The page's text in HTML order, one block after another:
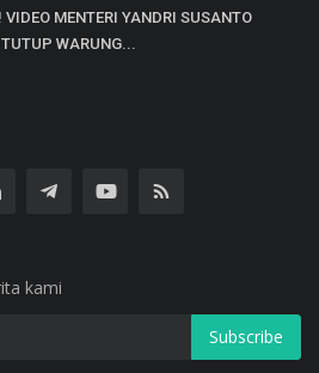
VIDEO MENTERI YANDRI SUSANTO
WARUNG...
kami
Subscribe